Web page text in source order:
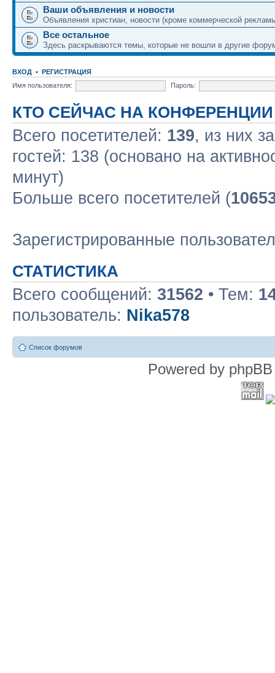
Ваши объявления и новости
Объявления христиан, новости (кроме коммерческой
Все остальное
Здесь раскрываются темы, которые не вошли в другие
ВХОД • РЕГИСТРАЦИЯ
Имя пользователя:
Пароль:
КТО СЕЙЧАС НА КОНФЕРЕНЦИИ
Всего посетителей: 139, из них
гостей: 138 (основано на
минут)
Больше всего посетителей (
Зарегистрированные
СТАТИСТИКА
Всего сообщений: 31562 • Тем:
пользователь: Nika578
Список форумов
Powered by